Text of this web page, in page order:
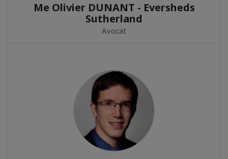
Me Olivier DUNANT - Eversheds
Sutherland
Avocat